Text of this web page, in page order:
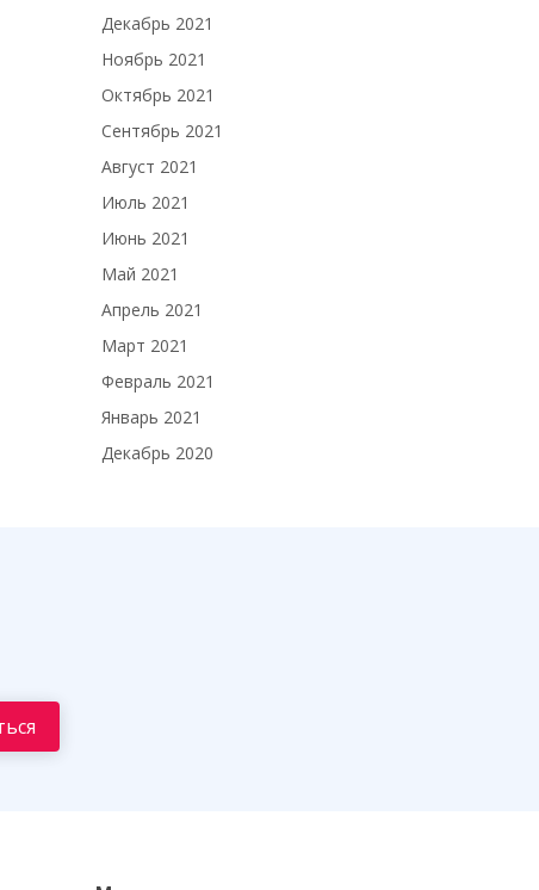
Декабрь 2021
Ноябрь 2021
Октябрь 2021
Сентябрь 2021
Август 2021
Июль 2021
Июнь 2021
Май 2021
Апрель 2021
Март 2021
Февраль 2021
Январь 2021
Декабрь 2020